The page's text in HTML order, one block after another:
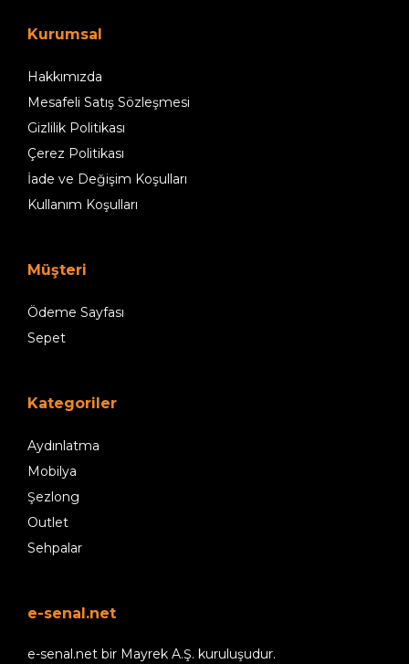
Kurumsal
Hakkımızda
Mesafeli Satış Sözleşmesi
Gizlilik Politikası
Çerez Politikası
İade ve Değişim Koşulları
Kullanım Koşulları
Müşteri
Ödeme Sayfası
Sepet
Kategoriler
Aydınlatma
Mobilya
Şezlong
Outlet
Sehpalar
e-senal.net
e-senal.net bir Mayrek A.Ş. kuruluşudur.